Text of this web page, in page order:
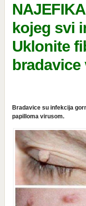
kojeg svi
Uklonite
bradavice
Bradavice su infekcija
papilloma virusom.